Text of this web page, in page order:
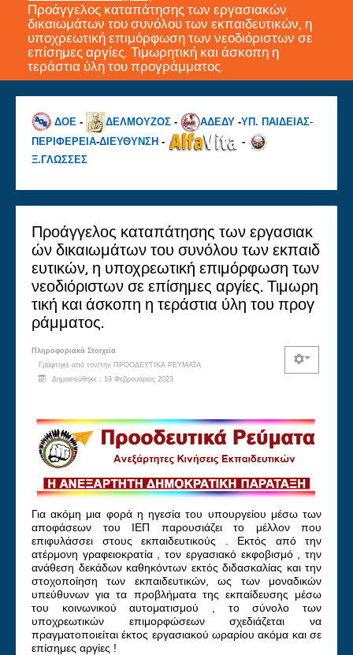
Προάγγελος καταπάτησης των εργασιακών
δικαιωμάτων του συνόλου των εκπαιδευτικών, η
υποχρεωτική επιμόρφωση των νεοδιόριστων σε
επίσημες αργίες. Τιμωρητική και άσκοπη η
τεράστια ύλη του προγράμματος.
ΔΟΕ - ΔΕΛΜΟΥΖΟΣ - ΑΔΕΔΥ -ΥΠ. ΠΑΙΔΕΙΑΣ-
ΠΕΡΙΦΕΡΕΙΑ-ΔΙΕΥΘΥΝΣΗ -
-
Ξ.ΓΛΩΣΣΕΣ
Προάγγελος καταπάτησης των εργασιακ
ών δικαιωμάτων του συνόλου των εκπαιδ
ευτικών, η υποχρεωτική επιμόρφωση των
νεοδιόριστων σε επίσημες αργίες. Τιμωρη
τική και άσκοπη η τεράστια ύλη του προγ
ράμματος.
Πληροφοριακά Στοιχεία
Γράφτηκε από τον/την ΠΡΟΟΔΕΥΤΙΚΑ ΡΕΥΜΑΤΑ
Δημοσιεύθηκε : 19 Φεβρουάριος 2023
Για ακόμη μια φορά η ηγεσία του υπουργείου μέσω των
αποφάσεων του ΙΕΠ παρουσιάζει το μέλλον που
επιφυλάσσει στους εκπαιδευτικούς . Εκτός από την
ατέρμονη γραφειοκρατία , τον εργασιακό εκφοβισμό , την
ανάθεση δεκάδων καθηκόντων εκτός διδασκαλίας και την
στοχοποίηση των εκπαιδευτικών, ως των μοναδικών
υπεύθυνων για τα προβλήματα της εκπαίδευσης μέσω
του κοινωνικού αυτοματισμού , το σύνολο των
υποχρεωτικών επιμορφώσεων σχεδιάζεται να
πραγματοποιείται έκτος εργασιακού ωραρίου ακόμα και σε
επίσημες αργίες !